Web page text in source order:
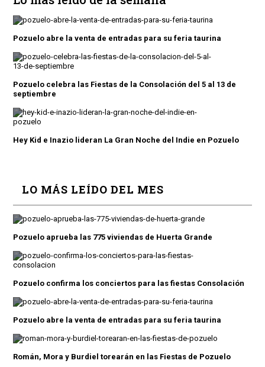
Pozuelo abre la venta de entradas para su feria taurina
Pozuelo celebra las Fiestas de la Consolación del 5 al 13 de
septiembre
Hey Kid e Inazio lideran La Gran Noche del Indie en Pozuelo
LO MÁS LEÍDO DEL MES
Pozuelo aprueba las 775 viviendas de Huerta Grande
Pozuelo confirma los conciertos para las fiestas Consolación
Pozuelo abre la venta de entradas para su feria taurina
Román, Mora y Burdiel torearán en las Fiestas de Pozuelo